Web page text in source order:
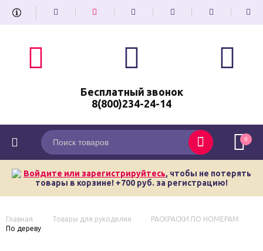
Бесплатный звонок
8(800)234-24-14
0
Войдите или зарегистрируйтесь, чтобы не потерять
товары в корзине! +700 руб. за регистрацию!
Главная Товары для рукоделия
РАСКРАСКИ ПО НОМЕРАМ
По дереву